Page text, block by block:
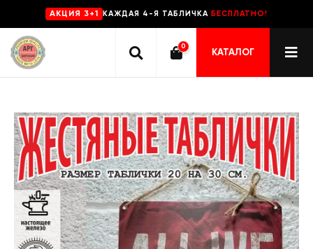
AKЦИЯ 3+1 КАЖДАЯ 4-Я ТАБЛИЧКА БЕСПЛАТНО!
0
КАТАЛОГ